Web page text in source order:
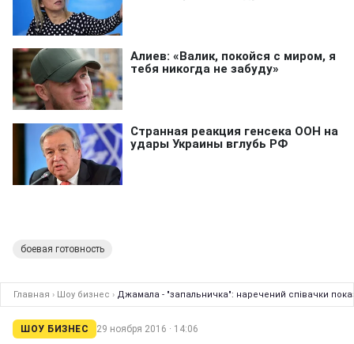
боевая готовность
Главная › Шоу бизнес › Джамала - "запальничка": наречений співачки
ШОУ БИЗНЕС 29 ноября 2016 · 14:06